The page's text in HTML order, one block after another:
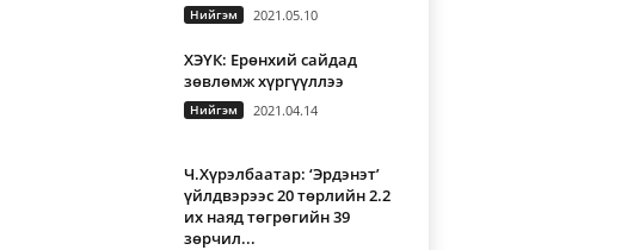
Нийгэм 2021.05.10
ХЭҮК: Ерөнхий сайдад
зөвлөмж хүргүүллээ
Нийгэм 2021.04.14
Ч.Хүрэлбаатар: ‘Эрдэнэт’
үйлдвэрээс 20 төрлийн 2.2
их наяд төгрөгийн 39
зөрчил...